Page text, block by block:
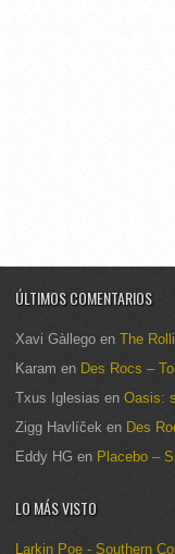
ÚLTIMOS COMENTARIOS
Xavi Gàllego en The
Karam en Des Rocs –
Txus Iglesias en Oasis:
Zigg Havlíček en Des
Eddy HG en Placebo –
LO MÁS VISTO
Larkin Poe - Southern